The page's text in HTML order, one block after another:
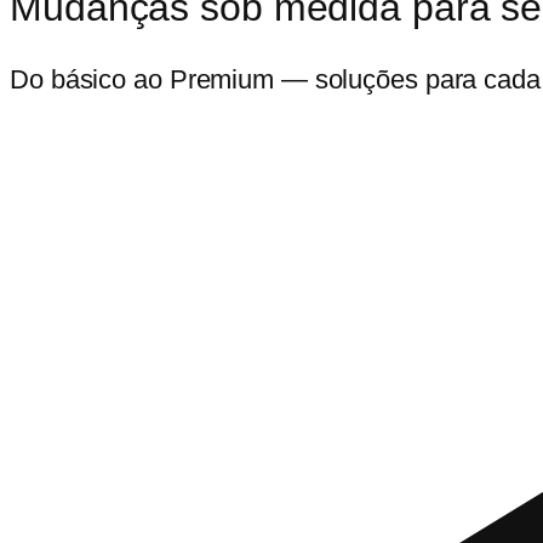
Do básico ao Premium — soluções para